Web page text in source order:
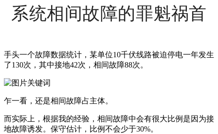
系统相间故障的罪魁祸首
手头一个故障数据统计，某单位10千伏线路被迫停电一年发生
了130次，其中接地42次，相间故障88次。
乍一看，还是相间故障占主体。
而实际上，根据我的经验，相间故障中会有很大比例是因为接
地故障诱发。保守估计，比例不会少于30%。